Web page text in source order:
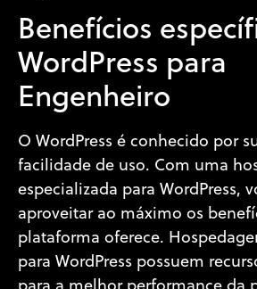
Benefícios
WordPress para
Engenheiro
O WordPress é conhecido por
facilidade de uso. Com uma
especializada para WordPress,
aproveitar ao máximo os
plataforma oferece.
para WordPress possuem